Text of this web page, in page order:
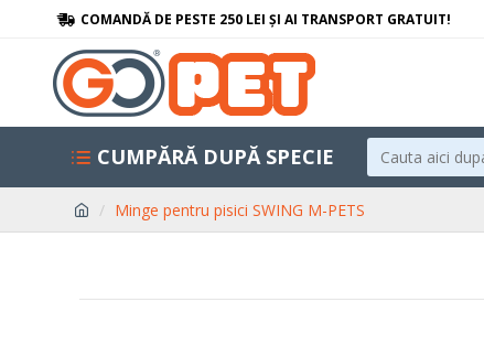
COMANDĂ DE PESTE 250 LEI ȘI AI TRANSPORT GRATUIT!
CUMPĂRĂ DUPĂ SPECIE
Minge pentru pisici SWING M-PETS